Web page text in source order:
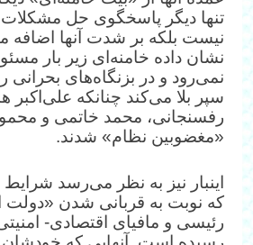
تنها دیگر پاسخگوی حل
نیست بلکه بر شدت آنها اضافه
نشان داده خامنه‌ای زیر بار
نمی‌رود و در بزنگاه‌‌های بحرانی
سپر بلا می‌کند چنانکه علی‌اکبر
رفسنجانی، محمد خاتمی و
«مغضوبین نظام» شدند.
اینبار نیز به نظر می‌رسد
که نوبت به قربانی شدن «دولت
رئیسی و مافیای اقتصادی-